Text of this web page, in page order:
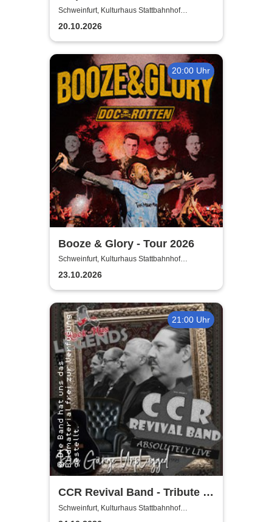
louder. - Tour 2026
Schweinfurt, Kulturhaus Stattbahnhof
Schweinfurt
20.10.2026
20:00 Uhr
Booze & Glory - Tour 2026
Schweinfurt, Kulturhaus Stattbahnhof
Schweinfurt
23.10.2026
21:00 Uhr
CCR Revival Band - Tribute to
Creedence Clearwater Revival
Schweinfurt, Kulturhaus Stattbahnhof
Schweinfurt